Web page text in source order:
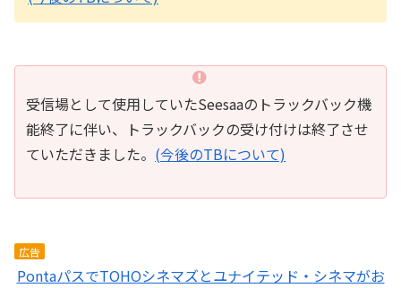
受信場として使用していたSeesaaのトラックバック機
能終了に伴い、トラックバックの受け付けは終了させ
ていただきました。 (今後のTBについて)
広告
PontaパスでTOHOシネマズとユナイテッド・シネマがお